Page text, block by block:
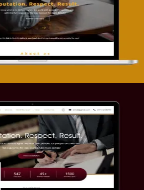
تصميم موقع آل جبار
التفاصيل
موقع الصرامي
التفاصيل